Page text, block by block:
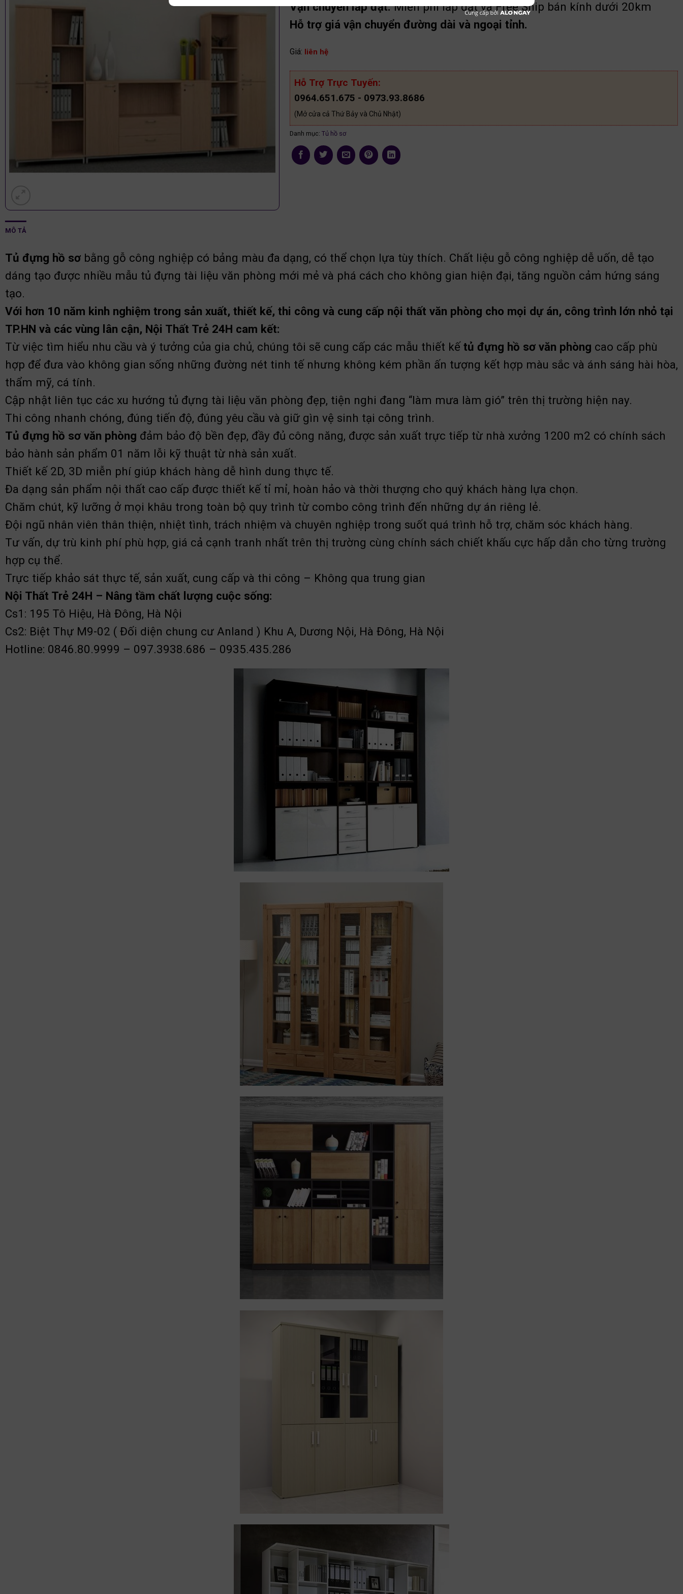
Vận chuyển lắp đặt:Miễn phí lắp đặt và Free Ship bán kính dưới 20km
Hỗ trợ giá vận chuyển đường dài và ngoại tỉnh.
Giá: liên hệ
Hỗ Trợ Trực Tuyến:
0964.651.675 - 0973.93.8686
(Mở cửa cả Thứ Bảy và Chủ Nhật)
Danh mục: Tủ hồ sơ
MÔ TẢ
Tủ đựng hồ sơbằng gỗ công nghiệp có bảng màu đa dạng, có thể chọn lựa tùy thích. Chất liệu gỗ công nghiệp dễ uốn, dễ tạo
dáng tạo được nhiều mẫu tủ đựng tài liệu văn phòng mới mẻ và phá cách cho không gian hiện đại, tăng nguồn cảm hứng sáng
tạo.
Với hơn 10 năm kinh nghiệm trong sản xuất, thiết kế, thi công và cung cấp nội thất văn phòng cho mọi dự án, công trình lớn nhỏ tại
TP.HN và các vùng lân cận, Nội Thất Trẻ 24H cam kết:
Từ việc tìm hiểu nhu cầu và ý tưởng của gia chủ, chúng tôi sẽ cung cấp các mẫu thiết kếtủ đựng hồ sơ văn phòng cao cấp phù
hợp để đưa vào không gian sống những đường nét tinh tế nhưng không kém phần ấn tượng kết hợp màu sắc và ánh sáng hài hòa,
thẩm mỹ, cá tính.
Cập nhật liên tục các xu hướng tủ đựng tài liệu văn phòng đẹp, tiện nghi đang “làm mưa làm gió” trên thị trường hiện nay.
Thi công nhanh chóng, đúng tiến độ, đúng yêu cầu và giữ gìn vệ sinh tại công trình.
Tủ đựng hồ sơ văn phòng đảm bảo độ bền đẹp, đầy đủ công năng, được sản xuất trực tiếp từ nhà xưởng 1200 m2 có chính sách
bảo hành sản phẩm 01 năm lỗi kỹ thuật từ nhà sản xuất.
Thiết kế 2D, 3D miễn phí giúp khách hàng dễ hình dung thực tế.
Đa dạng sản phẩm nội thất cao cấp được thiết kế tỉ mỉ, hoàn hảo và thời thượng cho quý khách hàng lựa chọn.
Chăm chút, kỹ lưỡng ở mọi khâu trong toàn bộ quy trình từ combo công trình đến những dự án riêng lẻ.
Đội ngũ nhân viên thân thiện, nhiệt tình, trách nhiệm và chuyên nghiệp trong suốt quá trình hỗ trợ, chăm sóc khách hàng.
Tư vấn, dự trù kinh phí phù hợp, giá cả cạnh tranh nhất trên thị trường cùng chính sách chiết khấu cực hấp dẫn cho từng trường
hợp cụ thể.
Trực tiếp khảo sát thực tế, sản xuất, cung cấp và thi công – Không qua trung gian
Nội Thất Trẻ 24H – Nâng tầm chất lượng cuộc sống:
Cs1: 195 Tô Hiệu, Hà Đông, Hà Nội
Cs2: Biệt Thự M9-02 ( Đối diện chung cư Anland ) Khu A, Dương Nội, Hà Đông, Hà Nội
Hotline: 0846.80.9999 – 097.3938.686 – 0935.435.286